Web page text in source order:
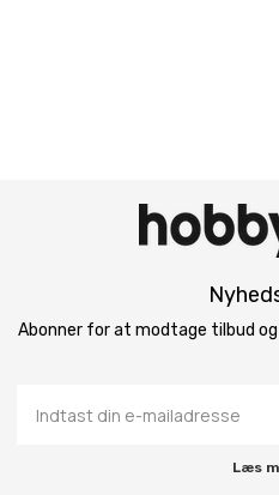
Abonner for at modtage tilbud
Læs